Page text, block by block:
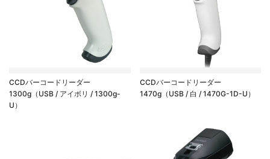
CCDバーコードリーダー
1300g（USB / アイボリ / 1300g-
U）
CCDバーコードリーダー
1470g（USB / 白 / 1470G-1D-U）